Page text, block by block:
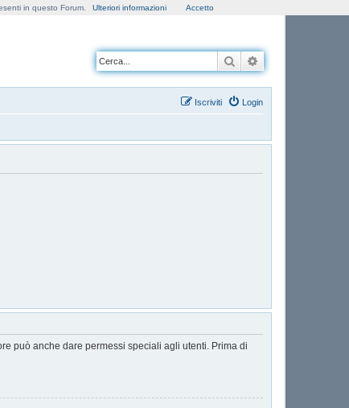
Cerca
Login
Iscriviti
può anche dare permessi speciali agli utenti. Prima di
in questo Forum. Ulteriori informazioni Accetto